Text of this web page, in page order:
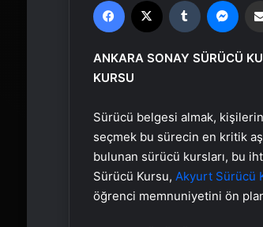
ANKARA SONAY SÜRÜCÜ
KURSU
Sürücü belgesi almak,
seçmek bu sürecin en kritik
bulunan sürücü kursları, bu
Sürücü Kursu, Akyurt Sürücü
öğrenci memnuniyetini ön